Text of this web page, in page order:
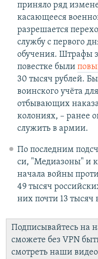
приняло ряд
касающееся
разрешается
службу с первого
обучения. Штрафы
повестке были
30 тысяч рублей.
воинского учёта
отбывающих
колониях, – ранее
служить в армии.
По последним
си, "Медиазоны" и
начала войны
49 тысяч
них почти 13 тысяч
Подписывайтесь на
сможете без VPN
смотреть наши